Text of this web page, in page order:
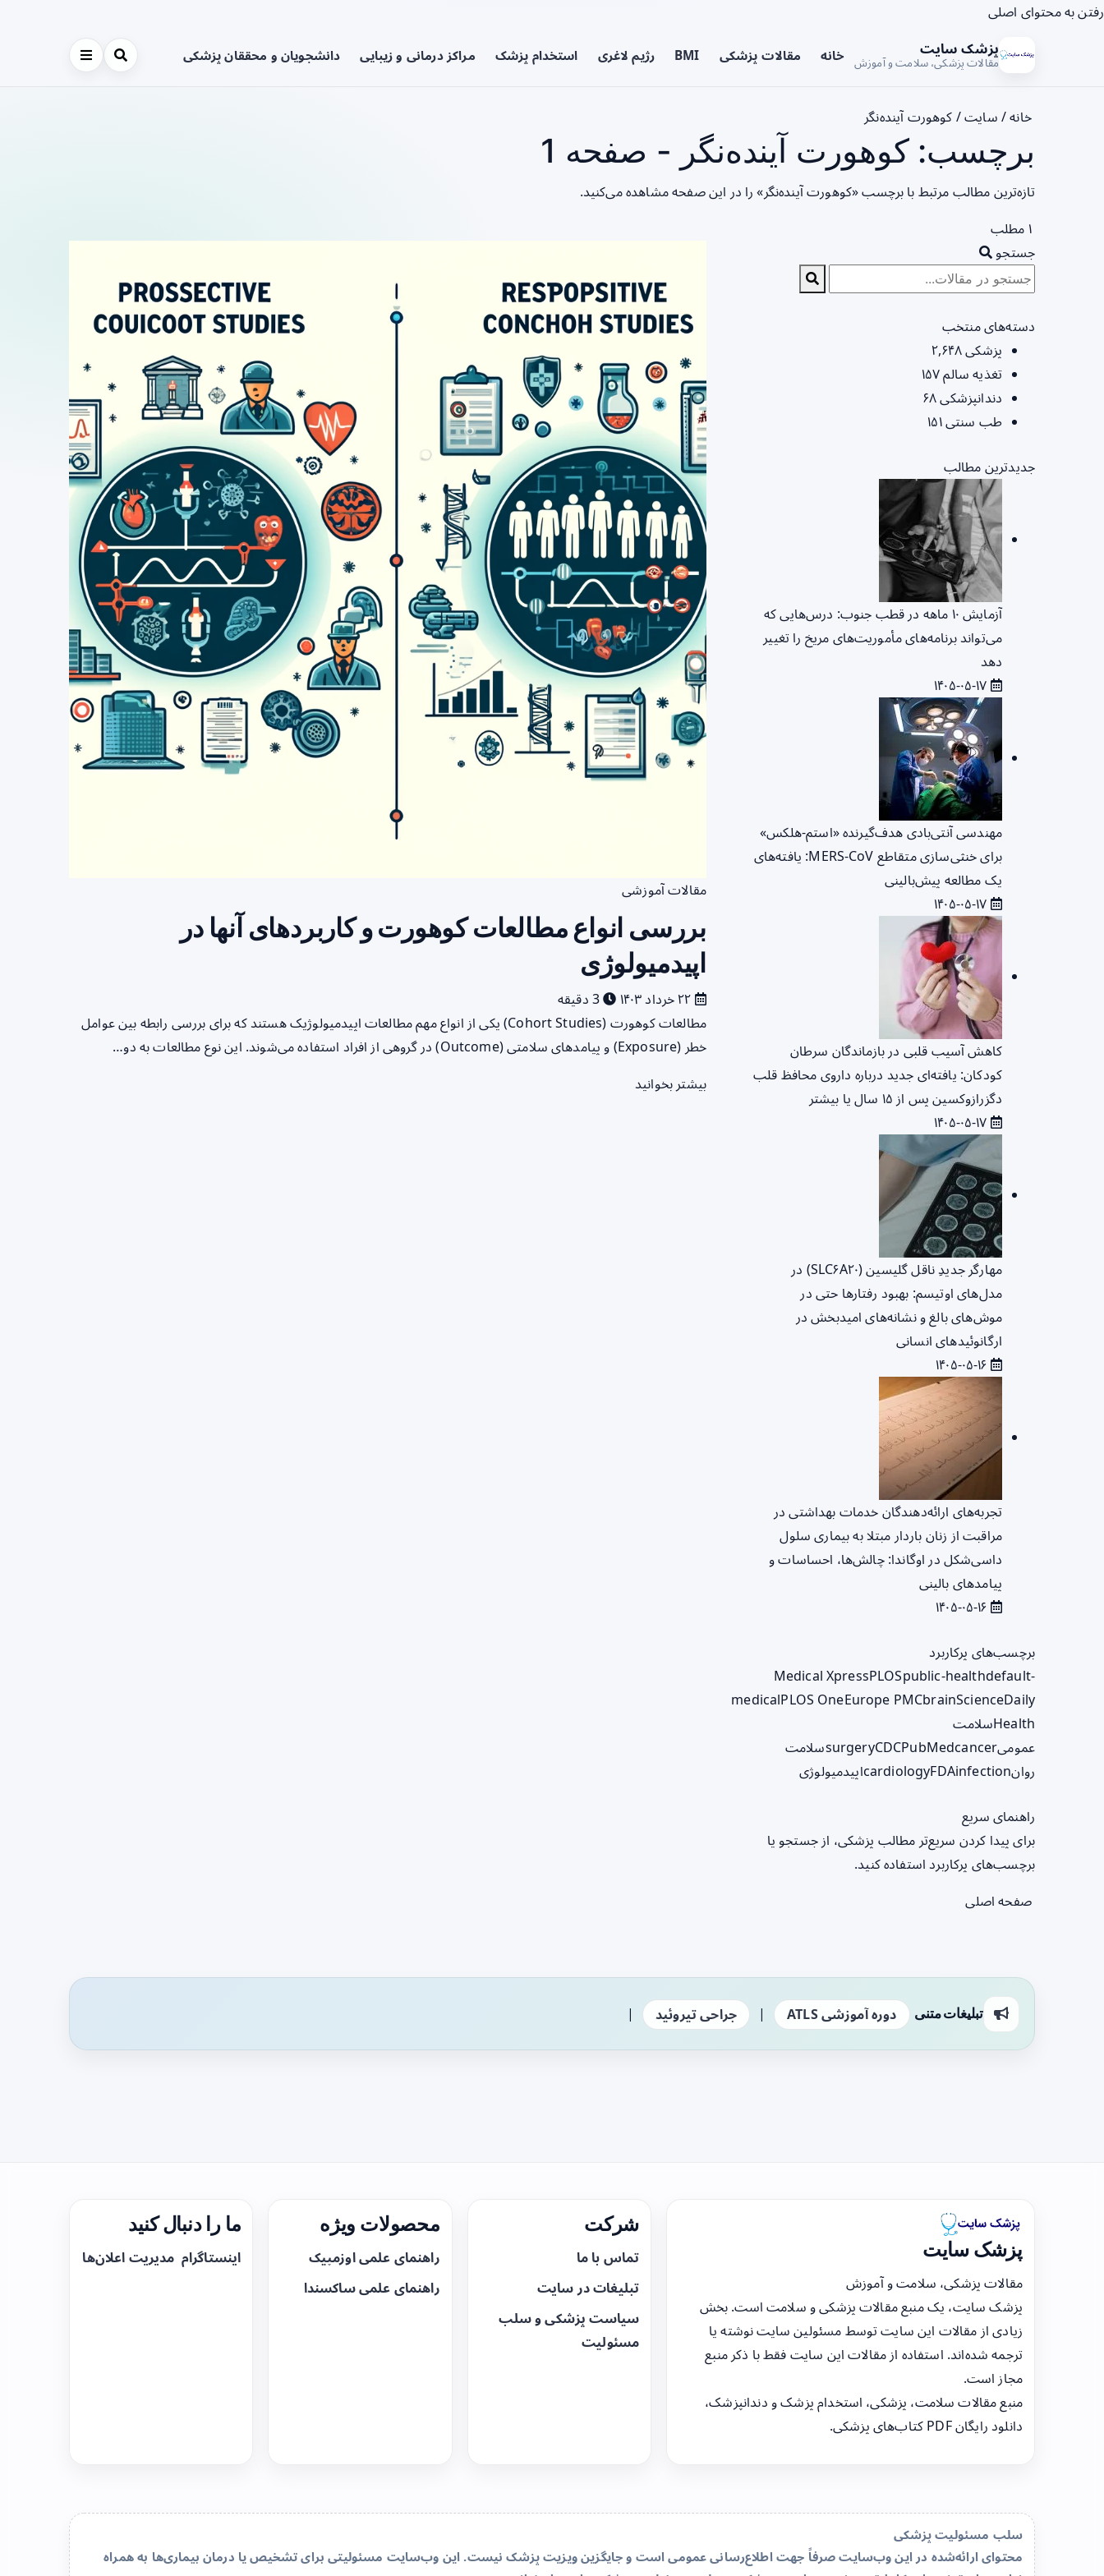
رفتن به محتوای اصلی
پزشک سایت
مقالات پزشکی، سلامت و آموزش خانه مقالات پزشکی BMI رژیم لاغری استخدام پزشک مراکز درمانی و زیبایی دانشجویان و محققان پزشکی
خانه/ سایت/ کوهورت آینده‌نگر
برچسب: کوهورت آینده‌نگر - صفحه 1
تازه‌ترین مطالب مرتبط با برچسب «کوهورت آینده‌نگر» را در این صفحه مشاهده می‌کنید.
۱ مطلب
مقالات آموزشی
بررسی انواع مطالعات کوهورت و کاربردهای آنها در
اپیدمیولوژی
3 دقیقه
مطالعات کوهورت (Cohort Studies) یکی از انواع مهم مطالعات اپیدمیولوژیک هستند که برای بررسی رابطه بین عوامل
خطر (Exposure) و پیامدهای سلامتی (Outcome) در گروهی از افراد استفاده می‌شوند. این نوع مطالعات به دو…
بیشتر بخوانید
جستجو
دسته‌های منتخب
پزشکی۲,۶۴۸
تغذیه سالم۱۵۷
دندانپزشکی۶۸
طب سنتی۱۵۱
جدیدترین مطالب
آزمایش ۱۰ ماهه در قطب جنوب: درس‌هایی که
می‌تواند برنامه‌های مأموریت‌های مریخ را تغییر
دهد
مهندسی آنتی‌بادی هدف‌گیرنده «استم-هلکس»
برای خنثی‌سازی متقاطع MERS-CoV: یافته‌های
یک مطالعه پیش‌بالینی
کاهش آسیب قلبی در بازماندگان سرطان
کودکان: یافته‌ای جدید درباره داروی محافظ قلب
دگزرازوکسین پس از ۱۵ سال یا بیشتر
مهارگر جدیدِ ناقل گلیسین (SLC۶A۲۰) در
مدل‌های اوتیسم: بهبود رفتارها حتی در
موش‌های بالغ و نشانه‌های امیدبخش در
ارگانوئیدهای انسانی
تجربه‌های ارائه‌دهندگان خدمات بهداشتی در
مراقبت از زنان باردار مبتلا به بیماری سلول
داسی‌شکل در اوگاندا: چالش‌ها، احساسات و
پیامدهای بالینی
برچسب‌های پرکاربرد
Medical XpressPLOSpublic-healthdefault-
medicalPLOS OneEurope PMCbrainScienceDaily
Healthسلامت
عمومی
surgeryCDCPubMedcancer
سلامت
روان
cardiologyFDAinfection اپیدمیولوژی
راهنمای سریع
برای پیدا کردن سریع‌تر مطالب پزشکی، از جستجو یا
برچسب‌های پرکاربرد استفاده کنید.
صفحه اصلی
تبلیغات متنی دوره آموزشی ATLS | جراحی تیروئید |
پزشک سایت
مقالات پزشکی، سلامت و آموزش
پزشک سایت، یک منبع مقالات پزشکی و سلامت است. بخش
زیادی از مقالات این سایت توسط مسئولین سایت نوشته یا
ترجمه شده‌اند. استفاده از مقالات این سایت فقط با ذکر منبع
مجاز است.
منبع مقالات سلامت، پزشکی، استخدام پزشک و دندانپزشک،
دانلود رایگان PDF کتاب‌های پزشکی.
شرکت
تماس با ما
تبلیغات در سایت
سیاست پزشکی و سلب
مسئولیت
محصولات ویژه
راهنمای علمی اوزمپیک
راهنمای علمی ساکسندا
ما را دنبال کنید
اینستاگرام مدیریت اعلان‌ها
سلب مسئولیت پزشکی
محتوای ارائه‌شده در این وب‌سایت صرفاً جهت اطلاع‌رسانی عمومی است و جایگزین ویزیت پزشک نیست. این وب‌سایت مسئولیتی برای تشخیص یا درمان بیماری‌ها به همراه